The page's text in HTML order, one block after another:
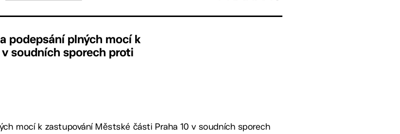
podepsání plných mocí k
soudních sporech proti
mocí k zastupování Městské části Praha 10 v soudních sporech